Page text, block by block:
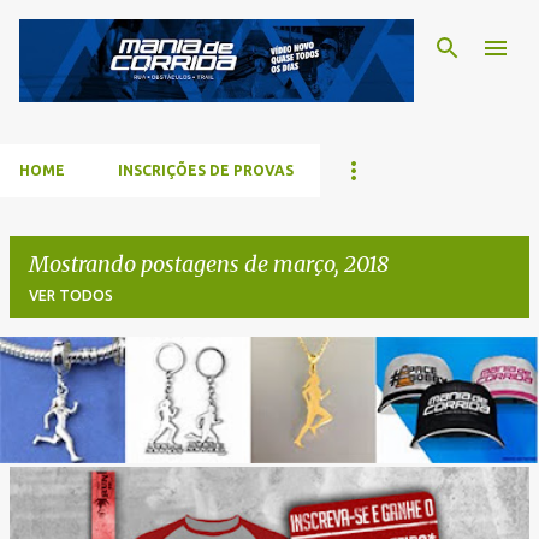
Pular para o conteúdo
HOME INSCRIÇÕES DE PROVAS
Mostrando postagens de março, 2018
VER TODOS
t